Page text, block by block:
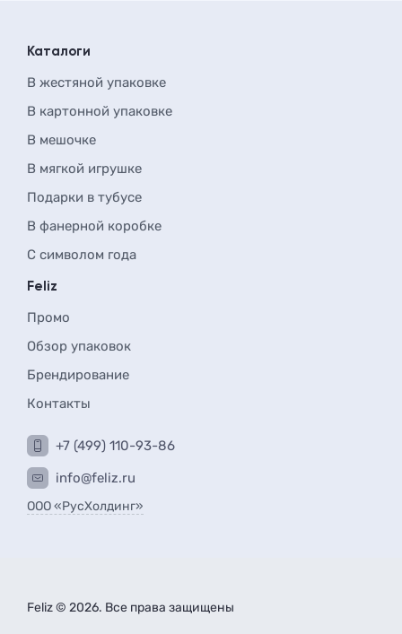
Каталоги
В жестяной упаковке
В картонной упаковке
В мешочке
В мягкой игрушке
Подарки в тубусе
В фанерной коробке
С символом года
Feliz
Промо
Обзор упаковок
Брендирование
Контакты
+7 (499) 110-93-86
info@feliz.ru
ООО «РусХолдинг»
Feliz © 2026. Все права защищены